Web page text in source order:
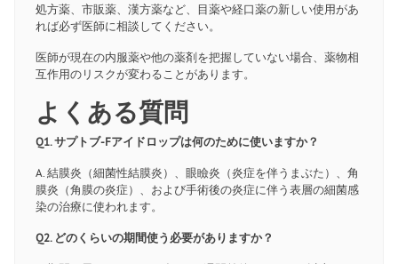
処方薬、市販薬、漢方薬など、目薬や経口薬の新しい使用があ
れば必ず医師に相談してください。
医師が現在の内服薬や他の薬剤を把握していない場合、薬物相
互作用のリスクが変わることがあります。
よくある質問
Q1. サプトブ-Fアイドロップは何のために使いますか？
A. 結膜炎（細菌性結膜炎）、眼瞼炎（炎症を伴うまぶた）、角
膜炎（角膜の炎症）、および手術後の炎症に伴う表層の細菌感
染の治療に使われます。
Q2. どのくらいの期間使う必要がありますか？